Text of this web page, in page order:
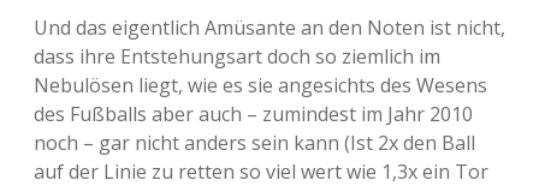
Und das eigentlich Amüsante an den Noten ist nicht,
dass ihre Entstehungsart doch so ziemlich im
Nebulösen liegt, wie es sie angesichts des Wesens
des Fußballs aber auch – zumindest im Jahr 2010
noch – gar nicht anders sein kann (Ist 2x den Ball
auf der Linie zu retten so viel wert wie 1,3x ein Tor